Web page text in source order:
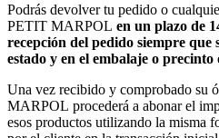
Podrás devolver tu pedido o
PETIT MARPOL en un plazo de
recepción del pedido siempre que
estado y en el embalaje o
Una vez recibido y comprobado su
MARPOL procederá a abonar el
esos productos utilizando la misma